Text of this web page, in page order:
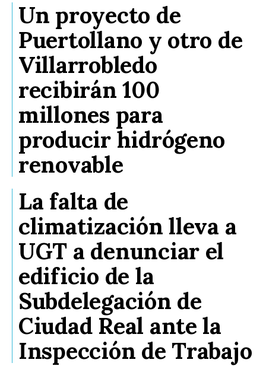
Un proyecto de
Puertollano y otro de
Villarrobledo
recibirán 100
millones para
producir hidrógeno
renovable
La falta de
climatización lleva a
UGT a denunciar el
edificio de la
Subdelegación de
Ciudad Real ante la
Inspección de Trabajo